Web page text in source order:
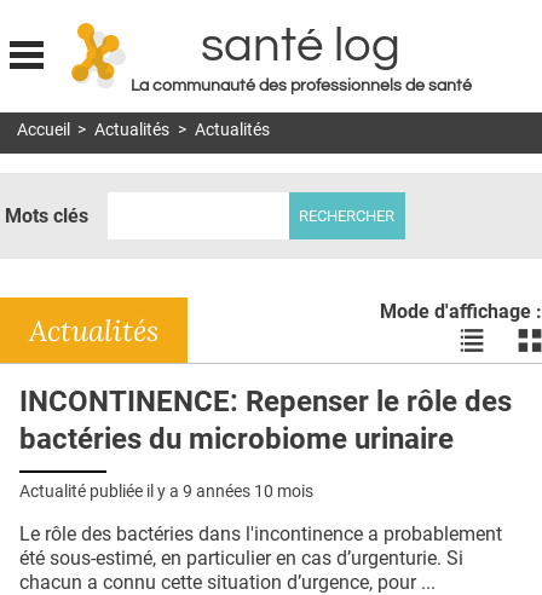
Jump to navigation
santé log
La communauté des professionnels de santé
MON COMPTE
DOSSIERS
RÉSEAUX
E-REVUE SAD
QUI SOMMES-NOUS ?
Accueil > Actualités > Actualités
Mots clés
Mode d'affichage :
Voir
les
en
les
Actualités
INCONTINENCE: Repenser le rôle des
bactéries du microbiome urinaire
Actualité publiée il y a 9 années 10 mois
Le rôle des bactéries dans l'incontinence a probablement
été sous-estimé, en particulier en cas d’urgenturie. Si
chacun a connu cette situation d’urgence, pour ...